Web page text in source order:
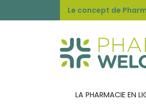
Le concept de
LA PHARMACIE EN